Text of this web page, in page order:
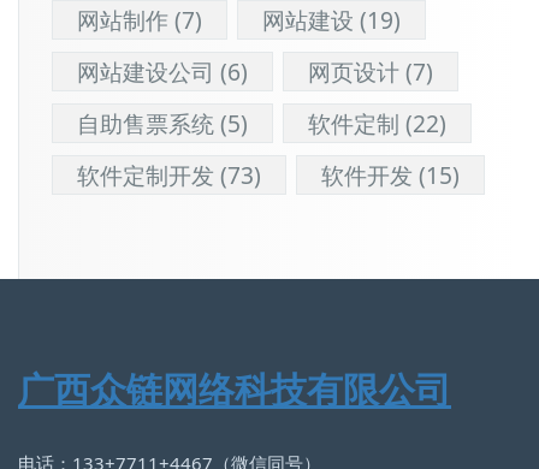
网站制作(7) 网站建设 (19)
网站建设公司 (6) 网页设计(7)
自助售票系统(5) 软件定制 (22)
软件定制开发 (73) 软件开发 (15)
广西众链网络科技有限公司
电话：133+7711+4467（微信同号）